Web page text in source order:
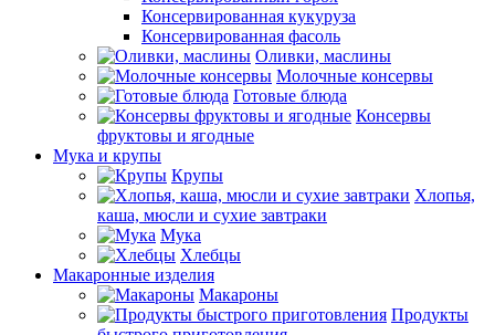
Консервированная кукуруза
Консервированная фасоль
Оливки, маслины
Молочные консервы
Готовые блюда
Консервы
фруктовы и ягодные
Мука и крупы
Крупы
Хлопья,
каша, мюсли и сухие завтраки
Мука
Хлебцы
Макаронные изделия
Макароны
Продукты